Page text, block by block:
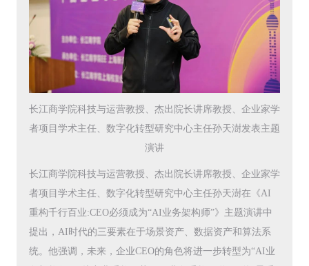
长江商学院科技与运营教授、杰出院长讲席教授、企业家学
者项目学术主任、数字化转型研究中心主任孙天澍发表主题
演讲
长江商学院科技与运营教授、杰出院长讲席教授、企业家学
者项目学术主任、数字化转型研究中心主任孙天澍在《AI
重构千行百业:CEO必须成为“AI业务架构师”》主题演讲中
提出，AI时代的三要素在于场景资产、数据资产和算法系
统。他强调，未来，企业CEO的角色将进一步转型为“AI业